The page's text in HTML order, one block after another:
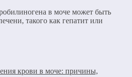
в моче может быть
такого как гепатит или